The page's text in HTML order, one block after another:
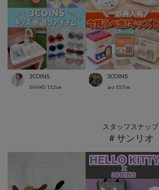
3COINS
SHIHO 152cm
3COINS
aya 157cm
スタッフスナップ
＃サンリオ